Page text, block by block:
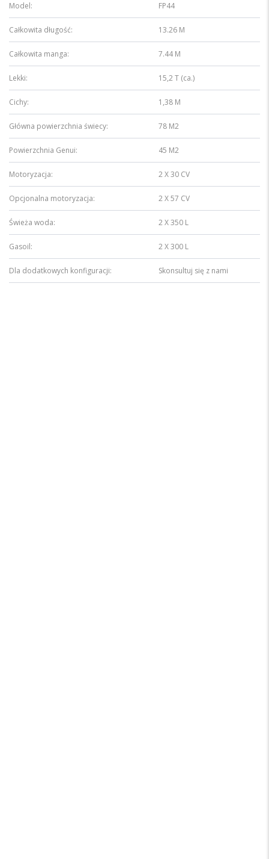
Model: FP44
Całkowita długość: 13.26 M
Całkowita manga: 7.44 M
Lekki: 15,2 T (ca.)
Cichy: 1,38 M
Główna powierzchnia świecy: 78 M2
Powierzchnia Genui: 45 M2
Motoryzacja: 2 X 30 CV
Opcjonalna motoryzacja: 2 X 57 CV
Świeża woda: 2 X 350 L
Gasoil: 2 X 300 L
Dla dodatkowych konfiguracji: Skonsultuj się z nami